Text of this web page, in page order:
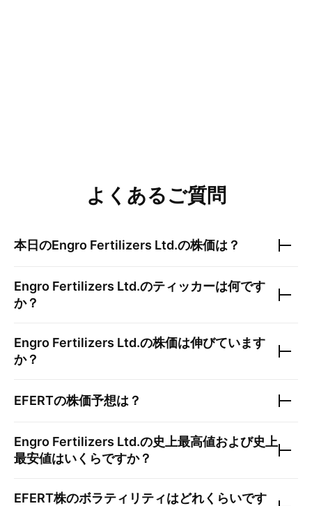
よくあるご質問
本日のEngro Fertilizers Ltd.の株価は？
Engro Fertilizers Ltd.のティッカーは何です
か？
Engro Fertilizers Ltd.の株価は伸びています
か？
EFERTの株価予想は？
Engro Fertilizers Ltd.の史上最高値および史上
最安値はいくらですか？
EFERT株のボラティリティはどれくらいです